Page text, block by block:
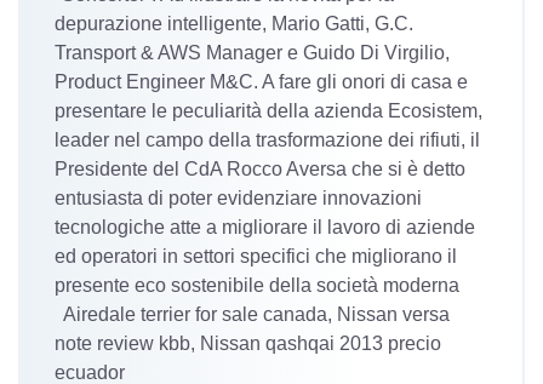
depurazione intelligente, Mario Gatti, G.C.
Transport & AWS Manager e Guido Di Virgilio,
Product Engineer M&C. A fare gli onori di casa e
presentare le peculiarità della azienda Ecosistem,
leader nel campo della trasformazione dei rifiuti, il
Presidente del CdA Rocco Aversa che si è detto
entusiasta di poter evidenziare innovazioni
tecnologiche atte a migliorare il lavoro di aziende
ed operatori in settori specifici che migliorano il
presente eco sostenibile della società moderna
Airedale terrier for sale canada, Nissan versa
note review kbb, Nissan qashqai 2013 precio
ecuador